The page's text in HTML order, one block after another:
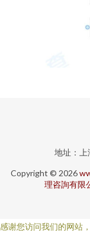
地址：上
Copyright © 2026
理咨詢有限
感谢您访问我们的网站